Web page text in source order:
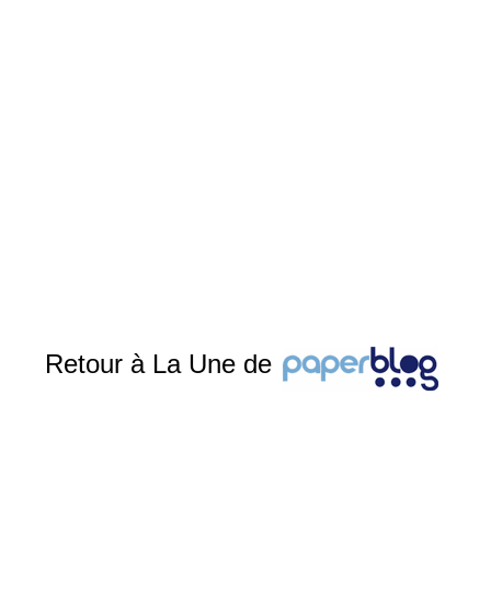
Retour à La Une de